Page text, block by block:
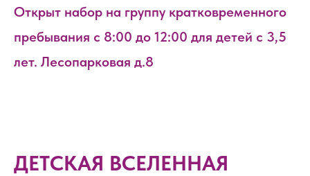
Открыт набор на группу кратковременного
пребывания с 8:00 до 12:00 для детей с 3,5
лет. Лесопарковая д.8
ДЕТСКАЯ ВСЕЛЕННАЯ